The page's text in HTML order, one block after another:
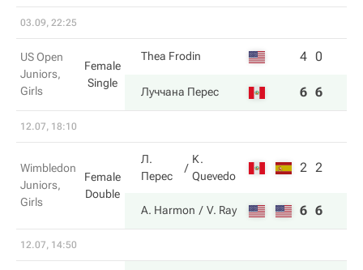
03.09, 22:25
US Open
Juniors,
Girls
Female
Single
Thea Frodin 4 0
Луччана Перес 6 6
12.07, 18:10
Wimbledon
Juniors,
Girls
Female
Double
Л.
Перес
K.
Quevedo
2 2
A. Harmon V. Ray 6 6
12.07, 14:50